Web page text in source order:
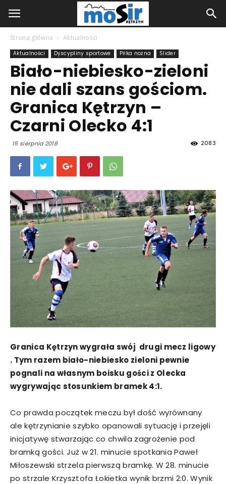
Strona główna Aktualności
Aktualności Dyscypliny sportowe Piłka nożna Slider
Biało-niebiesko-zieloni
nie dali szans gościom.
Granica Kętrzyn –
Czarni Olecko 4:1
15 sierpnia 2018 2083
Granica Kętrzyn wygrała swój drugi mecz ligowy
. Tym razem biało-niebiesko zieloni pewnie
pognali na własnym boisku gości z Olecka
wygrywając stosunkiem bramek 4:1.
Co prawda początek meczu był dość wyrównany
ale kętrzynianie szybko opanowali sytuację i przejęli
inicjatywę stwarzając co chwila zagrożenie pod
bramką gości. Już w 21. minucie spotkania Paweł
Miłoszewski strzela pierwszą bramkę. W 28. minucie
po strzale Krzysztofa Łokietka wynik brzmi 2:0. Wynik